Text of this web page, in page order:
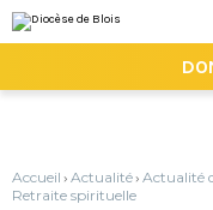
au
contenu.
la
personnels
Accueil › Actualité› Actualité
Retraite spirituelle